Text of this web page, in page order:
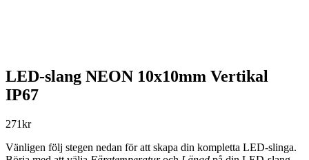
LED-slang NEON 10x10mm Vertikal
IP67
271kr
Vänligen följ stegen nedan för att skapa din kompletta LED-slinga.